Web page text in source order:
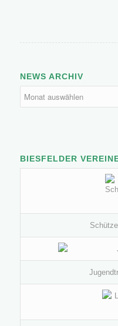
NEWS ARCHIV
BIESFELDER